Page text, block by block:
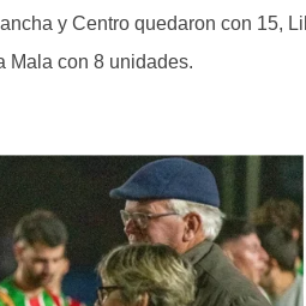
y Centro quedaron con 15,
Mala con 8 unidades.